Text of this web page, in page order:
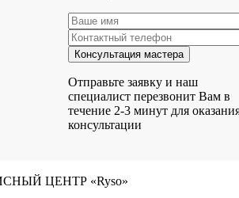
Отправьте заявку и наш
специалист перезвонит Вам в
течение 2-3 минут для
консультации
ЦЕНТР «Ryso»